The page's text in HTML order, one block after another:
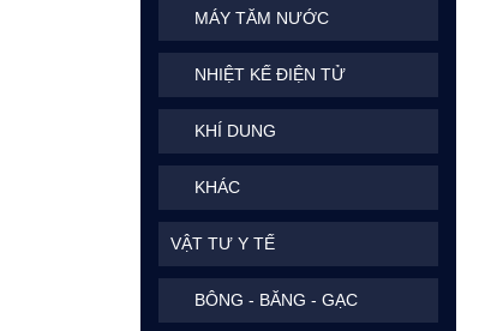
MÁY TĂM NƯỚC
NHIỆT KẾ ĐIỆN TỬ
KHÍ DUNG
KHÁC
VẬT TƯ Y TẾ
BÔNG - BĂNG - GẠC